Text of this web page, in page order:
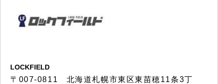
LOCKFIELD
〒007-0811 北海道札幌市東区東苗穂11条3丁